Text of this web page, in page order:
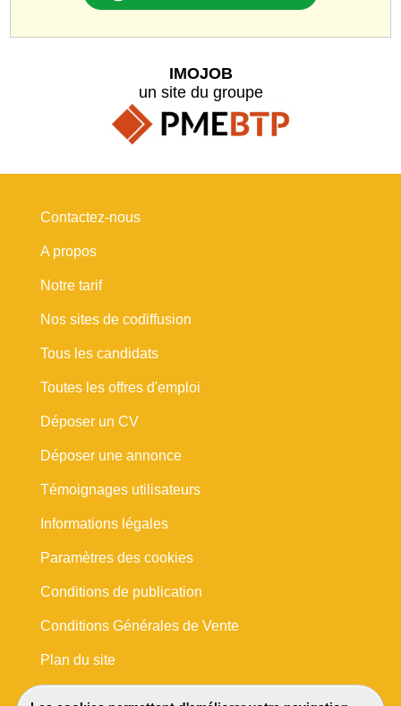
IMOJOB
un site du groupe
Contactez-nous
A propos
Notre tarif
Nos sites de codiffusion
Tous les candidats
Toutes les offres d'emploi
Déposer un CV
Déposer une annonce
Témoignages utilisateurs
Informations légales
Paramètres des cookies
Conditions de publication
Conditions Générales de Vente
Plan du site